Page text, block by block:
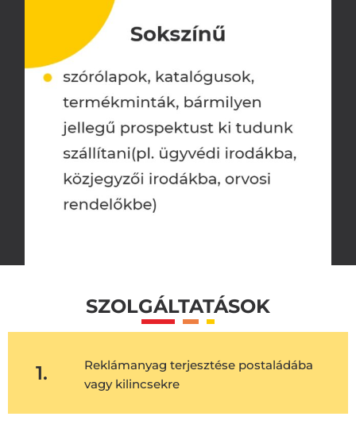
SZOLGÁLTATÁSOK
1.
Reklámanyag terjesztése postaládába
vagy kilincsekre